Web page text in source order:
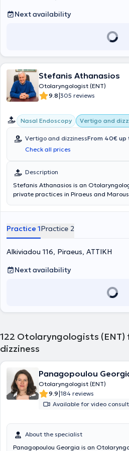
Next availability
Stefanis Athanasios
Otolaryngologist (ENT)
9.8|305 reviews
Nasal Endoscopy Vertigo and
Vertigo and dizzinessFrom 40€ up
Check all prices
Description
Stefanis Athanasios is an
private practices in Piraeus and
University of Athens. He possesses
Otolaryngologist at the Athens General
well as at the Athens Children's General
Furthermore, the doctor actively
conferences related to his specialty
Medical Association and a specialized
Association of Athens.
Practice 1Practice 2
Alkiviadou 116, Piraeus, ΑΤΤΙΚΗ
Next availability
122 Otolaryngologists
dizziness
Panagopoulou
Otolaryngologist (ENT)
9.9|184 reviews
Available for video
About the specialist
Panagopoulou Georgia is an